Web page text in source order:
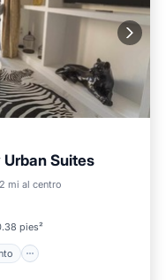
Urban Suites
mi al centro
pies²